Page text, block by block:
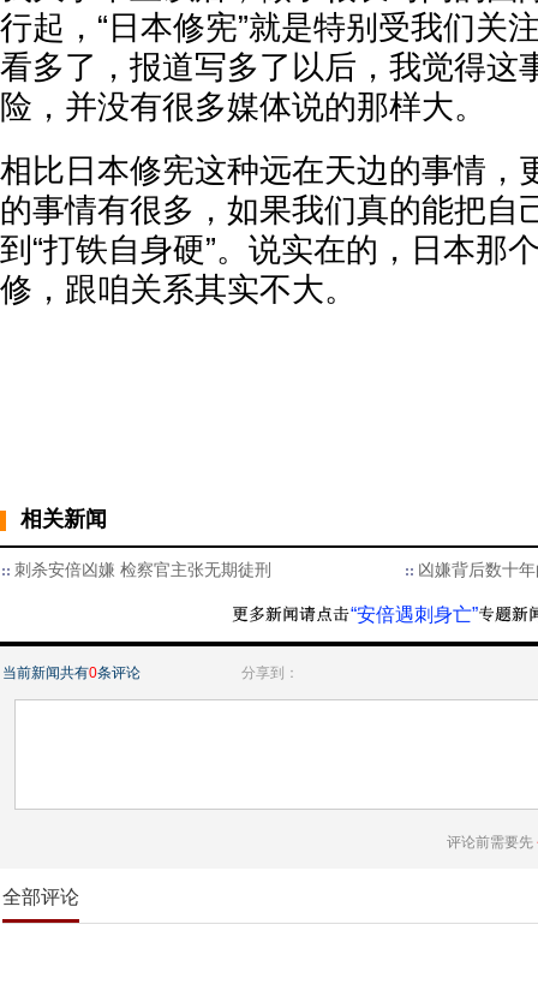
行起，“日本修宪”就是特别受我们关
看多了，报道写多了以后，我觉得这
险，并没有很多媒体说的那样大。
相比日本修宪这种远在天边的事情，
的事情有很多，如果我们真的能把自
到“打铁自身硬”。说实在的，日本那
修，跟咱关系其实不大。
相关新闻
刺杀安倍凶嫌 检察官主张无期徒刑 凶嫌背后数十
“安倍遇刺身亡”
当前新闻共有0条评论 分享到：
评论前需要先
全部评论